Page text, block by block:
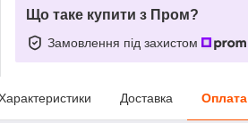
Що таке купити з Пром?
Замовлення під захистом
Доставка Оплата